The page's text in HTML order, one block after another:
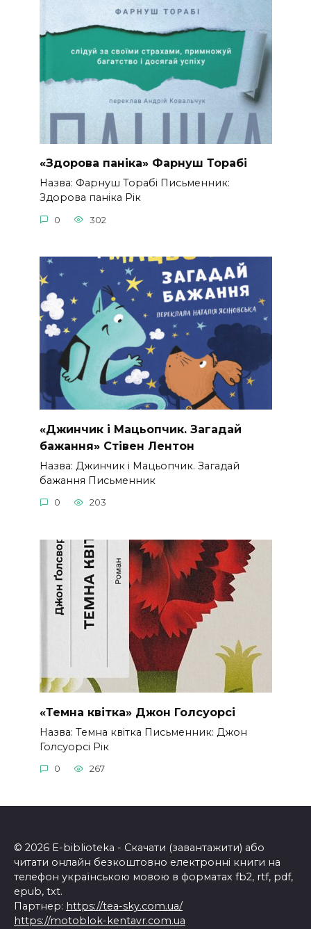
«Здорова паніка» Фарнуш Торабі
Назва: Фарнуш Торабі Письменник:
Здорова паніка Рік
0 302
«Джинчик і Мацьопчик. Загадай
бажання» Стівен Лентон
Назва: Джинчик і Мацьопчик. Загадай
бажання Письменник
0 203
«Темна квітка» Джон Голсуорсі
Назва: Темна квітка Письменник: Джон
Голсуорсі Рік
0 267
© 2026 E-biblioteka - Скачати (завантажити) або
читати онлайн безкоштовно електронні книги на
телефон українською мовою в форматах fb2, rtf, pdf,
epub, txt.
Партнер: https://tea-sky.com.ua/
https://motoblok-kentavr.com.ua